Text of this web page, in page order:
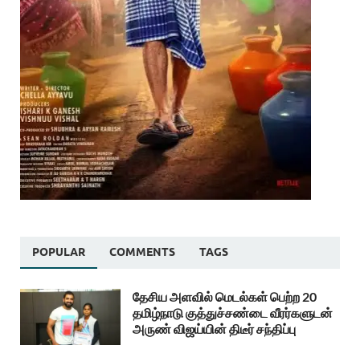
POPULAR COMMENTS TAGS
தேசிய அளவில் மெடல்கள் பெற்ற 20
தமிழ்நாடு குத்துச்சண்டை வீரர்களுடன்
அருண் விஜய்யின் திடீர் சந்திப்பு